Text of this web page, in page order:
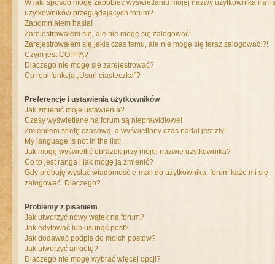
W jaki sposób mogę zapobiec wyświetlaniu mojej nazwy użytkownika na
użytkowników przeglądających forum?
Zapomniałem hasła!
Zarejestrowałem się, ale nie mogę się zalogować!
Zarejestrowałem się jakiś czas temu, ale nie mogę się teraz zalogować!?!
Czym jest COPPA?
Dlaczego nie mogę się zarejestrować?
Co robi funkcja „Usuń ciasteczka”?
Preferencje i ustawienia użytkowników
Jak zmienić moje ustawienia?
Czasy wyświetlane na forum są nieprawidłowe!
Zmieniłem strefę czasową, a wyświetlany czas nadal jest zły!
My language is not in the list!
Jak mogę wyświetlić obrazek przy mojej nazwie użytkownika?
Co to jest ranga i jak mogę ją zmienić?
Gdy próbuję wysłać wiadomość e-mail do użytkownika, forum każe mi się
zalogować. Dlaczego?
Problemy z pisaniem
Jak utworzyć nowy wątek na forum?
Jak edytować lub usunąć post?
Jak dodawać podpis do moich postów?
Jak utworzyć ankietę?
Dlaczego nie mogę wybrać więcej opcji?